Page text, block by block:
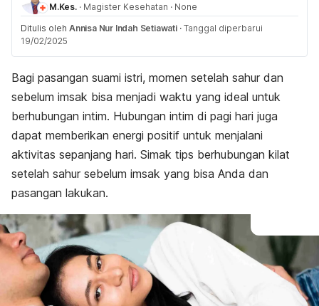
M.Kes. · Magister Kesehatan · None
Ditulis oleh Annisa Nur Indah Setiawati · Tanggal diperbarui
19/02/2025
Bagi pasangan suami istri, momen setelah sahur dan
sebelum imsak bisa menjadi waktu yang ideal untuk
berhubungan intim. Hubungan intim di pagi hari juga
dapat memberikan energi positif untuk menjalani
aktivitas sepanjang hari. Simak tips berhubungan kilat
setelah sahur sebelum imsak yang bisa Anda dan
pasangan lakukan.